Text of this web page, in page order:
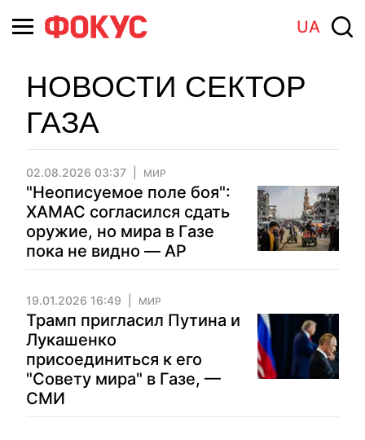
UA
НОВОСТИ СЕКТОР
ГАЗА
02.08.2026 03:37 МИР
"Неописуемое поле боя":
ХАМАС согласился сдать
оружие, но мира в Газе
пока не видно — AP
19.01.2026 16:49 МИР
Трамп пригласил Путина и
Лукашенко
присоединиться к его
"Совету мира" в Газе, —
СМИ